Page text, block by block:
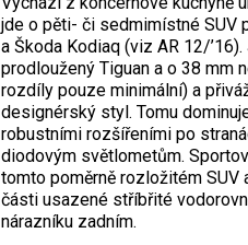
jde o pěti- či sedmimístné SUV
a Škoda Kodiaq (viz AR 12/
prodloužený Tiguan a o 38 mm
rozdíly pouze minimální) a
designérský styl. Tomu
robustními rozšířeními po
diodovým světlometům.
tomto poměrně rozložitém SUV
části usazené stříbřité
nárazníku zadním.